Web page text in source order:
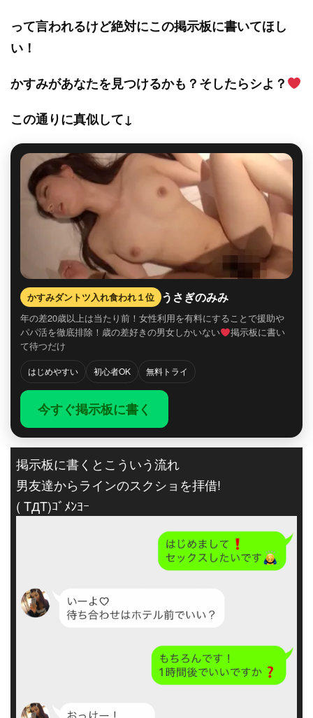
って言われるけど絶対にこの掲示板に書いてほし
い！
かすみがあなたを見つけるかも？そしたらシよ？
この通りに真似して↓
かすみダントツ入れ食われ１位 うさぎのみみ
年の差20歳以上は当たり前！女性利用を有料にすることで援助や
パパ活を徹底排除！歳の差好きの男女しかいない
掲示板に書い
て待つだけ
はじめやすい 初心者OK 無料トライ
今すぐ掲示板に書く
掲示板に書くとこういう流れ
男友達からラインのスクショを拝借!
( TДT)ｺﾞﾒﾝﾖｰ